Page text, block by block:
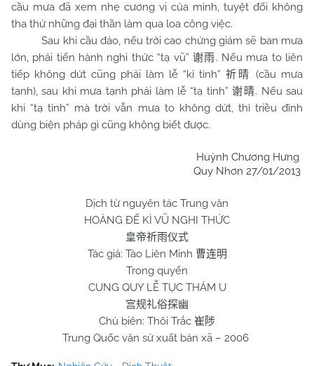
cầu mưa đã xem nhẹ cương vị của mình, tuyệt đối không
tha thứ những đại thần làm qua loa công việc.
Sau khi cầu đảo, nếu trời cao chứng giám sẽ ban mưa
lớn, phải tiến hành nghi thức “tạ vũ” 谢雨 . Nếu mưa to liên
tiếp không dứt cũng phải làm lễ “kì tình” 祈晴
(cầu mưa
tạnh), sau khi mưa tạnh phải làm lễ “tạ tình”谢晴. Nếu sau
khi “tạ tình” mà trời vẫn mưa to không dứt, thì triều đình
dùng biện pháp gì cũng không biết được.
Huỳnh Chương Hưng
Quy Nhơn 27/01/2013
Dịch từ nguyên tác Trung văn
HOÀNG ĐẾ KÌ VŨ NGHI THỨC
皇帝祈雨仪式
Tác giả: Tào Liên Minh 曹连明
Trong quyển
CUNG QUY LỄ TỤC THÁM U
宫规礼俗探幽
Chủ biên: Thôi Trắc 崔陟
Trung Quốc văn sử xuất bản xã – 2006